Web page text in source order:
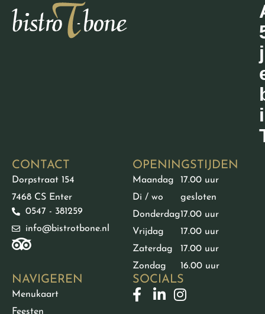
CONTACT
Dorpstraat 154
7468 CS Enter
0547 - 381259
info@bistrotbone.nl
OPENINGSTIJDEN
Maandag
Di / wo
Donderdag
Vrijdag
Zaterdag
Zondag
17.00 uur
gesloten
17.00 uur
17.00 uur
17.00 uur
16.00 uur
NAVIGEREN
Menukaart
Feesten
SOCIALS